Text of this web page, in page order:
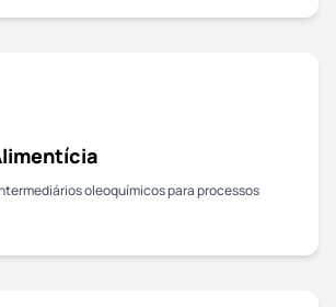
oleoquímicos para processos